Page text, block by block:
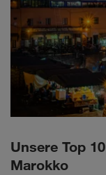
Unsere Top
Marokko